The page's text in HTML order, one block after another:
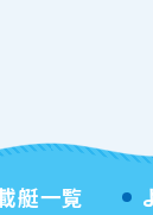
艇一覧